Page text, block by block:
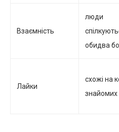
Взаємність
люди
обидва
Лайки
схожі на
знайомих